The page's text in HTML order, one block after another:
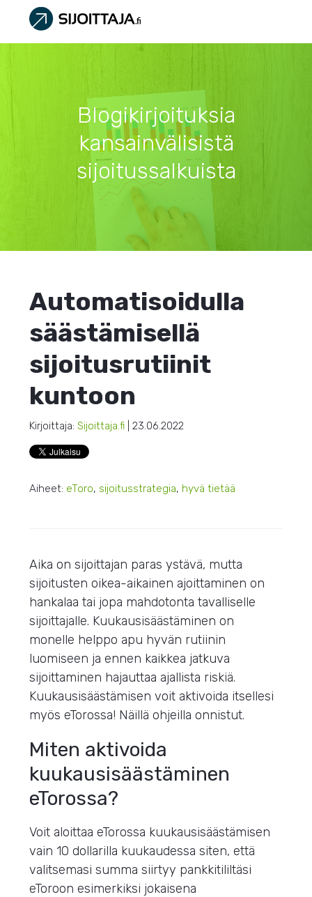
Blogikirjoituksia
kansainvälisistä
sijoitussalkuista
Automatisoidulla
säästämisellä
sijoitusrutiinit
kuntoon
Kirjoittaja: Sijoittaja.fi | 23.06.2022
Aiheet: eToro, sijoitusstrategia, hyvä tietää
Aika on sijoittajan paras ystävä, mutta
sijoitusten oikea-aikainen ajoittaminen on
hankalaa tai jopa mahdotonta tavalliselle
sijoittajalle. Kuukausisäästäminen on
monelle helppo apu hyvän rutiinin
luomiseen ja ennen kaikkea jatkuva
sijoittaminen hajauttaa ajallista riskiä.
Kuukausisäästämisen voit aktivoida itsellesi
myös eTorossa! Näillä ohjeilla onnistut.
Miten aktivoida
kuukausisäästäminen
eTorossa?
Voit aloittaa eTorossa kuukausisäästämisen
vain 10 dollarilla kuukaudessa siten, että
valitsemasi summa siirtyy pankkitililtäsi
eToroon esimerkiksi jokaisena